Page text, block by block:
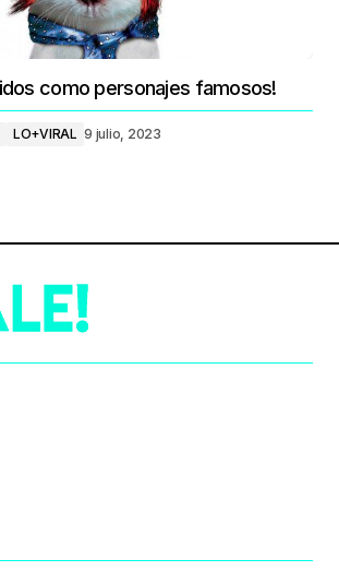
como personajes famosos!
LO+VIRAL 9 julio, 2023